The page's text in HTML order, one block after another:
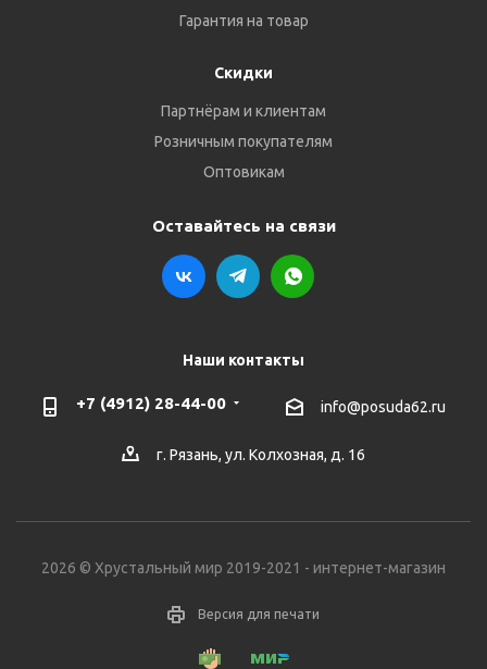
Гарантия на товар
Скидки
Партнёрам и клиентам
Розничным покупателям
Оптовикам
Оставайтесь на связи
Наши контакты
+7 (4912) 28-44-00 info@posuda62.ru
г. Рязань, ул. Колхозная, д. 16
2026 © Хрустальный мир 2019-2021 - интернет-магазин
Версия для печати